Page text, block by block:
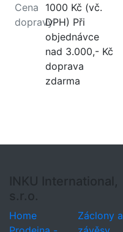
Cena
dopravy
1000 Kč (vč.
DPH) Při
objednávce
nad 3.000,- Kč
doprava
zdarma
INKU International,
s.r.o.
Home
Záclony a